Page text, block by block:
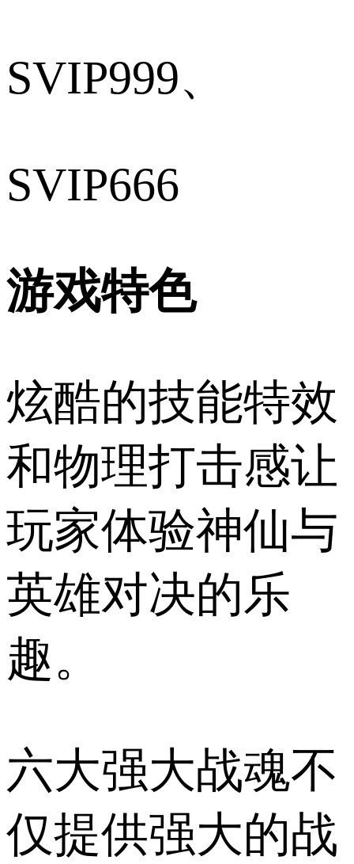
SVIP999、
SVIP666
游戏特色
炫酷的技能特效
和物理打击感让
玩家体验神仙与
英雄对决的乐
趣。
六大强大战魂不
仅提供强大的战